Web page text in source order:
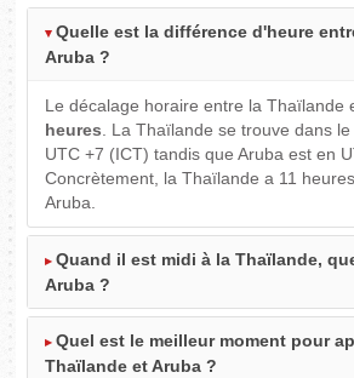
Quelle est la différence d'heure
Aruba ?
Le décalage horaire entre la Thaïlande
heures. La Thaïlande se trouve dans
UTC +7 (ICT) tandis que Aruba est en
Concrètement, la Thaïlande a 11
Aruba.
Quand il est midi à la Thaïlande,
Aruba ?
Quel est le meilleur moment pour
Thaïlande et Aruba ?